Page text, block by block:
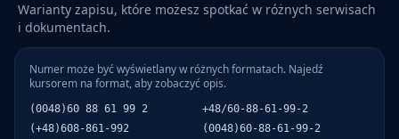
Warianty zapisu, które możesz spotkać w różnych serwisach
i dokumentach.
Numer może być wyświetlany w różnych formatach. Najedź
kursorem na format, aby zobaczyć opis.
(0048)60 88 61 99 2
+48/60-88-61-99-2
(+48)608-861-992
(0048)60-88-61-99-2